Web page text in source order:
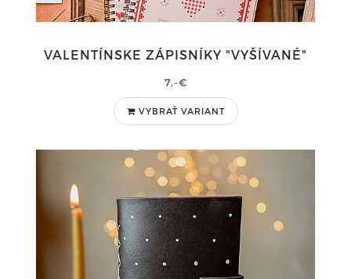
VALENTÍNSKE ZÁPISNÍKY "VYŠÍVANÉ"
7,-€
VYBRAŤ VARIANT